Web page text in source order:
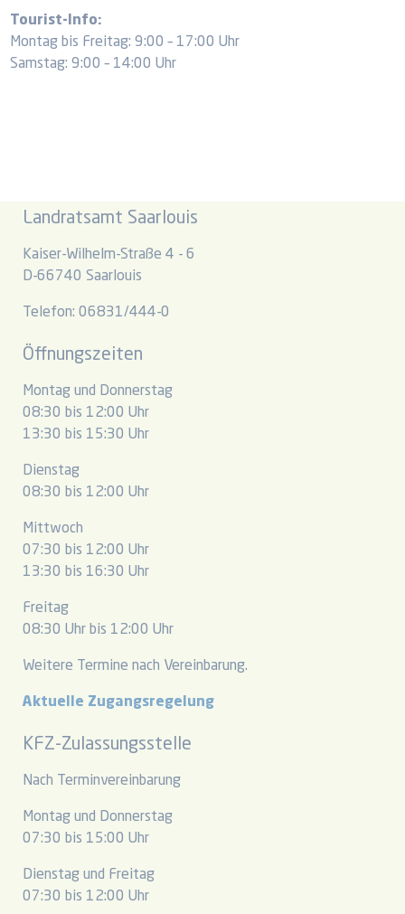
Tourist-Info:
Montag bis Freitag: 9:00 – 17:00 Uhr
Samstag: 9:00 – 14:00 Uhr
Landratsamt Saarlouis
Kaiser-Wilhelm-Straße 4 - 6
D-66740 Saarlouis
Telefon: 06831/444-0
Öffnungszeiten
Montag und Donnerstag
08:30 bis 12:00 Uhr
13:30 bis 15:30 Uhr
Dienstag
08:30 bis 12:00 Uhr
Mittwoch
07:30 bis 12:00 Uhr
13:30 bis 16:30 Uhr
Freitag
08:30 Uhr bis 12:00 Uhr
Weitere Termine nach Vereinbarung.
Aktuelle Zugangsregelung
KFZ-Zulassungsstelle
Nach Terminvereinbarung
Montag und Donnerstag
07:30 bis 15:00 Uhr
Dienstag und Freitag
07:30 bis 12:00 Uhr